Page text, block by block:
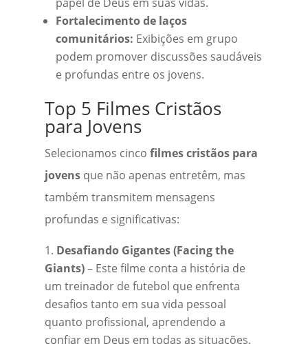
Fortalecimento de laços
comunitários: Exibições em grupo
podem promover discussões saudáveis
e profundas entre os jovens.
Top 5 Filmes Cristãos
para Jovens
Selecionamos cinco filmes cristãos para
jovensque não apenas entretêm, mas
também transmitem mensagens
profundas e significativas:
Desafiando Gigantes (Facing the
Giants)– Este filme conta a história de
um treinador de futebol que enfrenta
desafios tanto em sua vida pessoal
quanto profissional, aprendendo a
confiar em Deus em todas as situações.